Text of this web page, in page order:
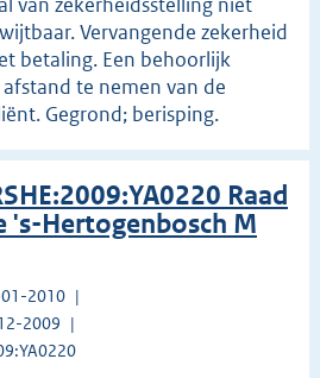
Vervangende zekerheid
betaling. Een behoorlijk
te nemen van de
Gegrond; berisping.
Raad
's-Hertogenbosch M
2010
2009